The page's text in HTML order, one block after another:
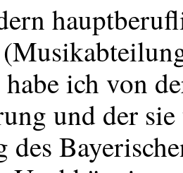
ich von
und der